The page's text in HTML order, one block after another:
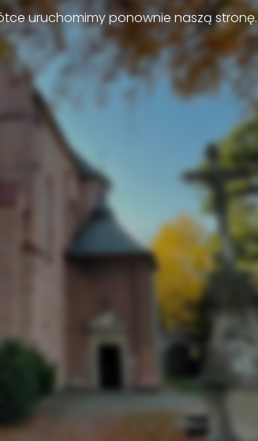
uruchomimy ponownie naszą stronę.